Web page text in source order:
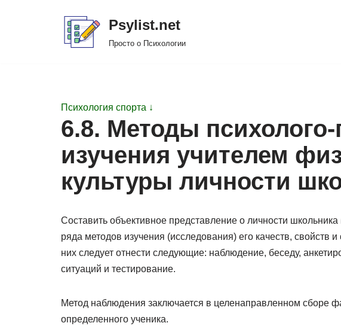
Psylist.net
Просто о Психологии
Психология спорта ↓
6.8. Методы психолого-
изучения учителем
культуры личности
Составить объективное представление о личности
ряда методов изучения (исследования) его качеств, свойств
них следует отнести следующие: наблюдение, беседу,
ситуаций и тестирование.
Метод наблюдения заключается в целенаправленном сборе
определенного ученика.